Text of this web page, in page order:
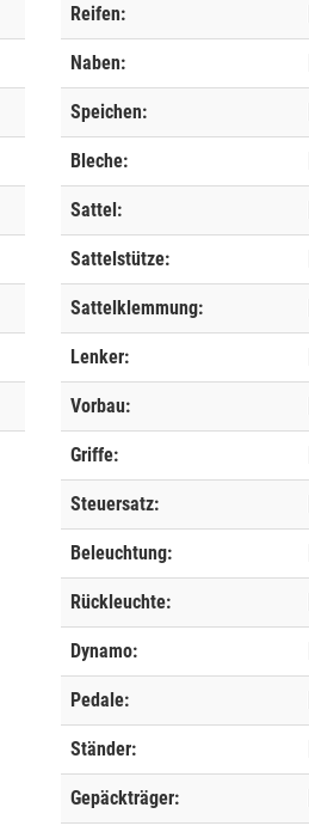
Reifen:
Naben:
Speichen:
Bleche:
Sattel:
Sattelstütze:
Sattelklemmung:
Lenker:
Vorbau:
Griffe:
Steuersatz:
Beleuchtung:
Rückleuchte:
Dynamo:
Pedale:
Ständer:
Gepäckträger: